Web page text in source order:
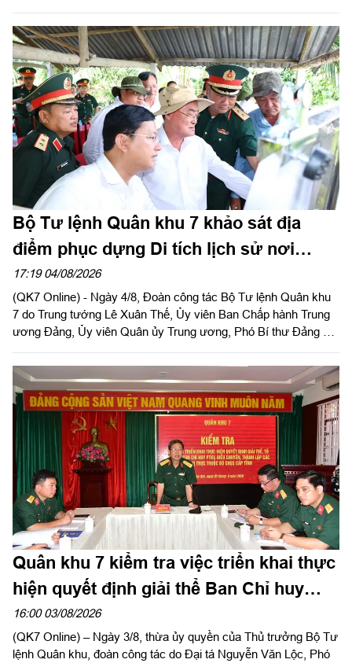
tướng Đặng Văn Lẫm, Ủy viên Thường vụ Đảng ủy, Phó Tư
lệnh Quân khu dự và chỉ đạo Hội nghị. Dự Hội nghị có đồng chí
Võ Tấn Đức, Phó Bí thư Thành ủy thành phố Đồng Nai; thủ
trưởng các cơ quan Quân khu; lãnh đạo Bộ CHQS thành phố
Đồng Nai.
Bộ Tư lệnh Quân khu 7 khảo sát địa
điểm phục dựng Di tích lịch sử nơi
thành lập Quân khu
17:19 04/08/2026
(QK7 Online) - Ngày 4/8, Đoàn công tác Bộ Tư lệnh Quân khu
7 do Trung tướng Lê Xuân Thế, Ủy viên Ban Chấp hành Trung
ương Đảng, Ủy viên Quân ủy Trung ương, Phó Bí thư Đảng ủy,
ủy, Chính ủy Quân khu làm trưởng đoàn phối hợp với UBND
tỉnh Tây Ninh khảo sát thực địa khu đất phục dựng Di tích lịch
sử nơi thành lập LLVT Quân khu 7 tại xã Đức Huệ, tỉnh Tây
Ninh. Đồng chí Lê Văn Hẳn, Phó Bí thư Tỉnh uỷ, Chủ tịch
UBND tỉnh Tây Ninh tiếp và làm việc với đoàn.
Quân khu 7 kiểm tra việc triển khai thực
hiện quyết định giải thể Ban Chỉ huy
PTKV tại TP Đồng Nai và tỉnh Lâm Đồng
16:00 03/08/2026
(QK7 Online) – Ngày 3/8, thừa ủy quyền của Thủ trưởng Bộ Tư
lệnh Quân khu, đoàn công tác do Đại tá Nguyễn Văn Lộc, Phó